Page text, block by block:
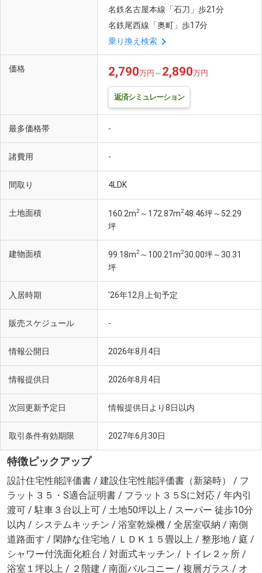
名鉄名古屋本線「石刀」歩21分
名鉄尾西線「奥町」歩17分
乗り換え検索
価格 2,790万円～ 2,890万円
返済シミュレーション
最多価格帯 -
諸費用 -
間取り 4LDK
土地面積 160.2m2 ～172.87m248.46坪～52.29
坪
建物面積 99.18m2 ～100.21m230.00坪～30.31
坪
入居時期 '26年12月上旬予定
販売スケジュール -
情報公開日 2026年8月4日
情報提供日 2026年8月4日
次回更新予定日 情報提供日より8日以内
取引条件有効期限 2027年6月30日
特徴ピックアップ
設計住宅性能評価書 / 建設住宅性能評価書（新築時） / フ
ラット３５・S適合証明書 / フラット３５Sに対応 / 年内引
渡可 / 駐車３台以上可 / 土地50坪以上 / スーパー 徒歩10分
以内 / システムキッチン / 浴室乾燥機 / 全居室収納 / 南側
道路面す / 閑静な住宅地 / ＬＤＫ１５畳以上 / 整形地 / 庭 /
シャワー付洗面化粧台 / 対面式キッチン / トイレ２ヶ所 /
浴室１坪以上 / ２階建 / 南面バルコニー / 複層ガラス / オ